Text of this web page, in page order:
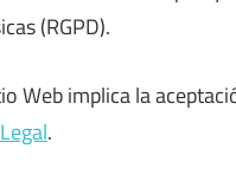
(RGPD).
Web implica la
.